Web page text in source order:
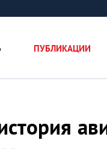
ПУБЛИКАЦИИ